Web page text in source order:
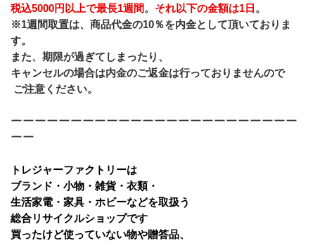
税込5000円以上で最長1週間。 それ以下の金額は1日 。
※1週間取置は、商品代金の10％を内金として頂いておりま
す。
また、期限が過ぎてしまったり、
キャンセルの場合は内金のご返金は行っておりませんので
ご注意ください。
ーーーーーーーーーーーーーーーーーーーーーーーー
ーー
トレジャーファクトリーは
ブランド・小物・雑貨・衣類・
生活家電・家具・ホビーなどを取扱う
総合リサイクルショップです
買ったけど使っていない物や贈答品、